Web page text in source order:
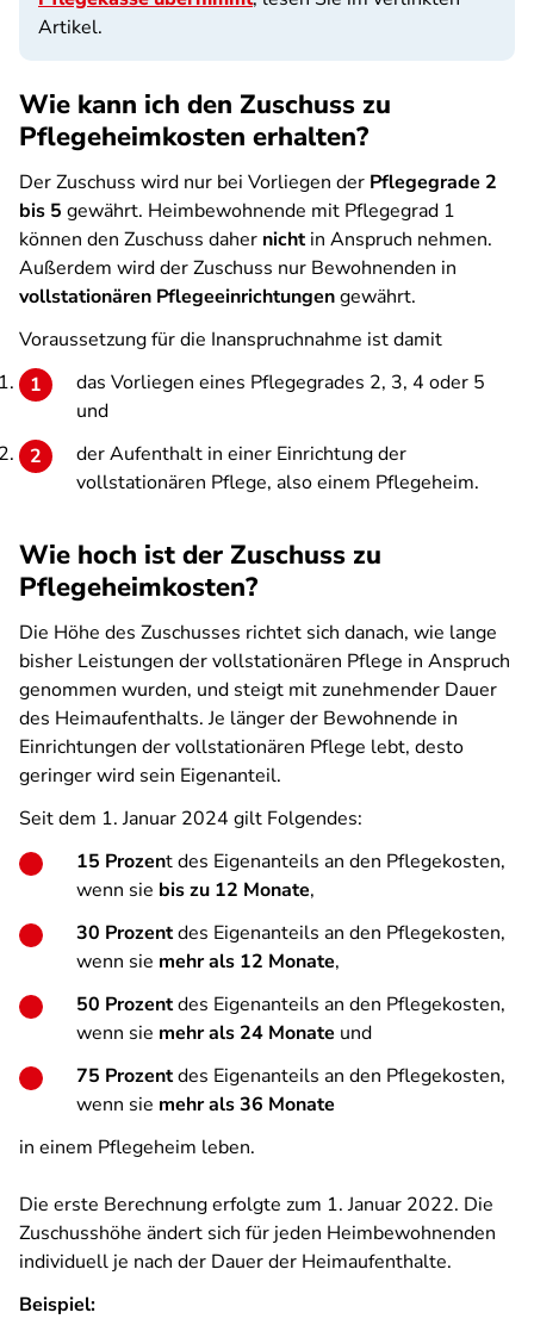
Artikel.
Wie kann ich den Zuschuss zu
Pflegeheimkosten erhalten?
Der Zuschuss wird nur bei Vorliegen der Pflegegrade 2
bis 5 gewährt. Heimbewohnende mit Pflegegrad 1
können den Zuschuss daher nichtin Anspruch nehmen.
Außerdem wird der Zuschuss nur Bewohnenden in
vollstationären Pflegeeinrichtungengewährt.
Voraussetzung für die Inanspruchnahme ist damit
das Vorliegen eines Pflegegrades 2, 3, 4 oder 5
und
der Aufenthalt in einer Einrichtung der
vollstationären Pflege, also einem Pflegeheim.
Wie hoch ist der Zuschuss zu
Pflegeheimkosten?
Die Höhe des Zuschusses richtet sich danach, wie lange
bisher Leistungen der vollstationären Pflege in Anspruch
genommen wurden, und steigt mit zunehmender Dauer
des Heimaufenthalts. Je länger der Bewohnende in
Einrichtungen der vollstationären Pflege lebt, desto
geringer wird sein Eigenanteil.
Seit dem 1. Januar 2024 gilt Folgendes:
15 Prozent des Eigenanteils an den Pflegekosten,
wenn sie bis zu 12 Monate,
30 Prozentdes Eigenanteils an den Pflegekosten,
wenn sie mehr als 12 Monate,
50 Prozentdes Eigenanteils an den Pflegekosten,
wenn sie mehr als 24 Monate und
75 Prozentdes Eigenanteils an den Pflegekosten,
wenn sie mehr als 36 Monate
in einem Pflegeheim leben.
Die erste Berechnung erfolgte zum 1. Januar 2022. Die
Zuschusshöhe ändert sich für jeden Heimbewohnenden
individuell je nach der Dauer der Heimaufenthalte.
Beispiel: